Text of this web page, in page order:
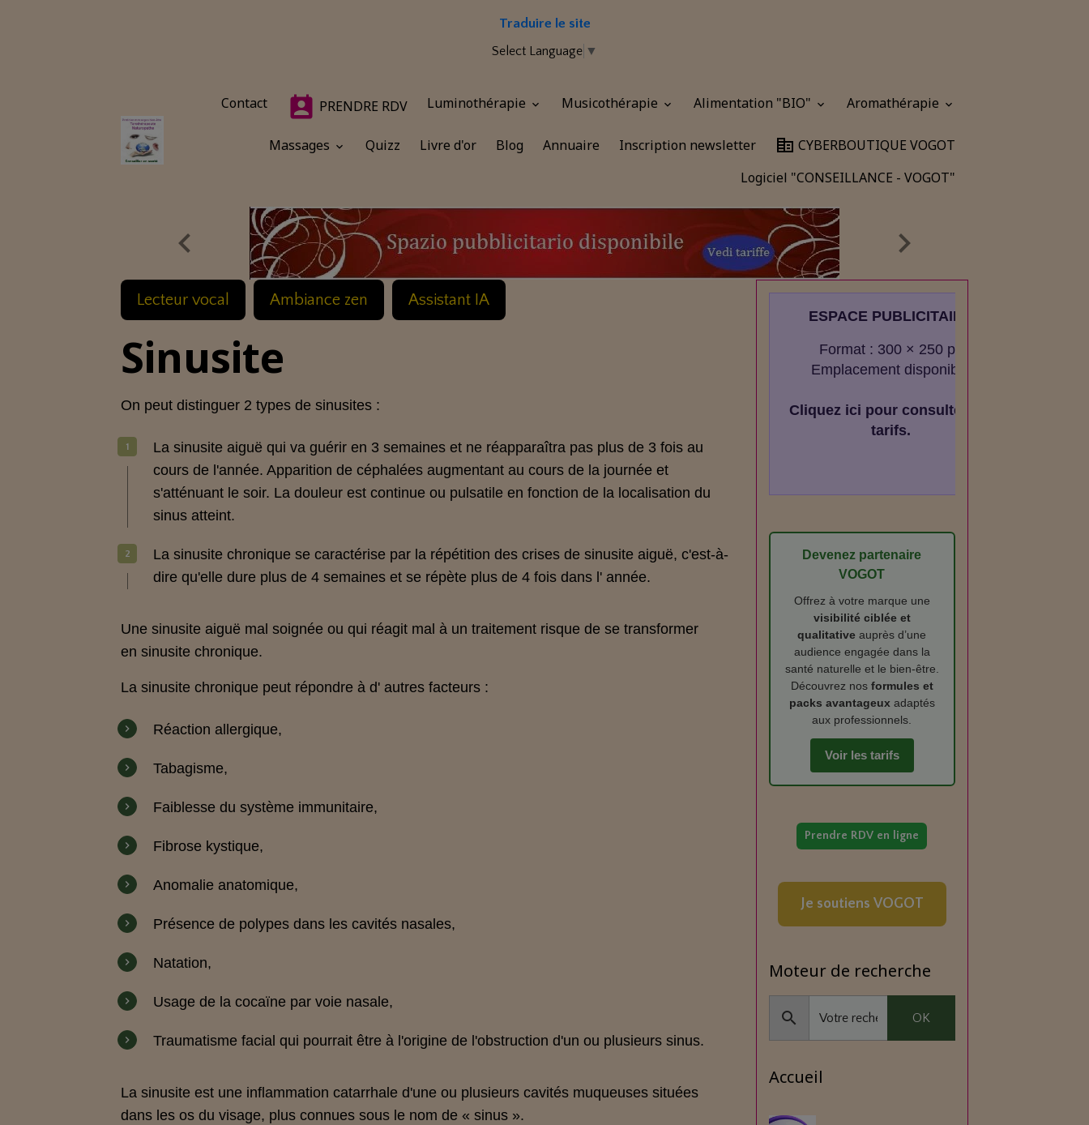
Traduire le site
Select Language ▼
Contact PRENDRE RDV Luminothérapie Musicothérapie Alimentation "BIO" Aromathérapie
Massages Quizz Livre d'or Blog Annuaire Inscription newsletter
CYBERBOUTIQUE VOGOT
Logiciel "CONSEILLANCE - VOGOT"
Lecteur vocal Ambiance zen Assistant IA
Sinusite
On peut distinguer 2 types de sinusites :
La sinusite aiguë qui va guérir en 3 semaines et ne réapparaîtra pas plus de 3 fois au
cours de l'année. Apparition de céphalées augmentant au cours de la journée et
s'atténuant le soir. La douleur est continue ou pulsatile en fonction de la localisation du
sinus atteint.
La sinusite chroniquese caractérise par la répétition des crises de sinusite aiguë, c'est-à-
dire qu'elle dure plus de 4 semaines et se répète plus de 4 fois dans l' année.
Une sinusite aiguë mal soignée ou qui réagit mal à un traitement risque de se transformer
en sinusite chronique.
La sinusite chronique peut répondre à d' autres facteurs :
Réaction allergique,
Tabagisme,
Faiblesse du système immunitaire,
Fibrose kystique,
Anomalie anatomique,
Présence de polypes dans les cavités nasales,
Natation,
Usage de la cocaïne par voie nasale,
Traumatisme facial qui pourrait être à l'origine de l'obstruction d'un ou plusieurs sinus.
La sinusite est une inflammation catarrhale d'une ou plusieurs cavités muqueuses situées
dans les os du visage, plus connues sous le nom de « sinus ».
ESPACE PUBLICITAIRE
Format : 300 × 250 px
Emplacement disponible
Cliquez ici pour consulter les
tarifs.
Devenez partenaire
VOGOT
Offrez à votre marque une
visibilité ciblée et
qualitative auprès d’une
audience engagée dans la
santé naturelle et le bien‑être.
Découvrez nos formules et
packs avantageuxadaptés
aux professionnels.
Voir les tarifs
Prendre RDV en ligne
Je soutiens VOGOT
Moteur de recherche
OK
Accueil